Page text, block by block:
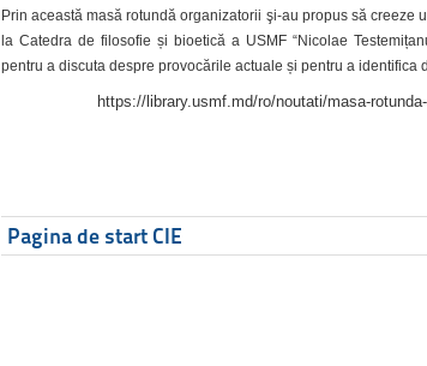
Prin această masă rotundă organizatorii şi-au propus să
la Catedra de filosofie și bioetică a USMF “Nicolae
pentru a discuta despre provocările actuale și pentru a
https://library.usmf.md/ro/noutati/masa-
Pagina de start CIE